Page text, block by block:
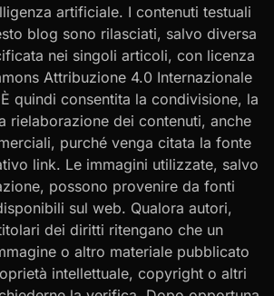
artificiale. I contenuti testuali
blog sono rilasciati, salvo diversa
nei singoli articoli, con licenza
Attribuzione 4.0 Internazionale
quindi consentita la condivisione, la
rielaborazione dei contenuti, anche
purché venga citata la fonte
link. Le immagini utilizzate, salvo
possono provenire da fonti
sul web. Qualora autori,
dei diritti ritengano che un
o altro materiale pubblicato
intellettuale, copyright o altri